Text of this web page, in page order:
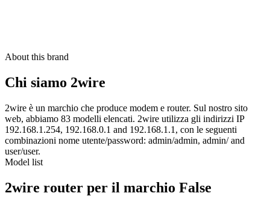
About this brand
Chi siamo 2wire
2wire è un marchio che produce modem e router. Sul nostro sito
web, abbiamo 83 modelli elencati. 2wire utilizza gli indirizzi IP
192.168.1.254, 192.168.0.1 and 192.168.1.1, con le seguenti
combinazioni nome utente/password: admin/admin, admin/ and
user/user.
Model list
2wire router per il marchio False